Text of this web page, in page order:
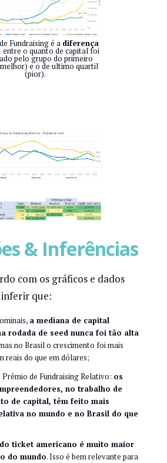
Fundraising é a diferença
entre o quanto de capital foi
pelo grupo do primeiro
e o de ultimo quartil
(pior).
& Inferências
com os gráficos e dados
que:
a mediana de capital
rodada de seed nunca foi tão alta
no Brasil o crescimento foi mais
reais do que em dólares;
de Fundraising Relativo: os
no trabalho de
de capital, têm feito mais
no mundo e no Brasil do que
ticket americano é muito maior
do mundo. Isso é bem relevante para